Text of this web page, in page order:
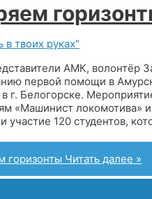
твоих руках"
АМК, волонтёр
первой помощи в
г. Белогорске.
«Машинист локомотива»
участие 120 студентов,
горизонты Читать далее »